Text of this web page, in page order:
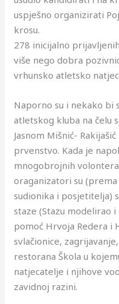
uspješno organizirati
krosu.
278 inicijalno
više nego dobra
vrhunsko atletsko
Naporno su i nekako bi
atletskog kluba na čelu
Jasnom Mišnić-
prvenstvo. Kada je
mnogobrojnih
oraganizatori su
sudionika i posjetitelja)
staze (Stazu modelirao i
pomoć Hrvoja Redera i
svlačionice,
restorana Škola u
natjecatelje i njihove
zavidnoj razini.